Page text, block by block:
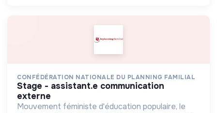
CONFÉDÉRATION NATIONALE DU PLANNING FAMILIAL
stage - assistant.e communication
externe
Mouvement féministe d'éducation populaire, le